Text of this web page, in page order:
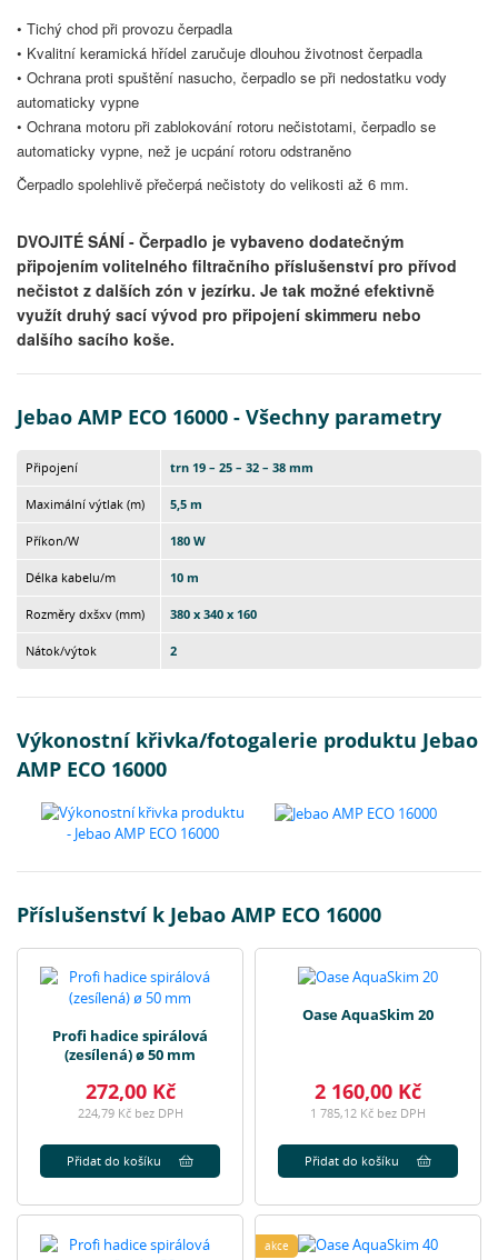
• Tichý chod při provozu čerpadla
• Kvalitní keramická hřídel zaručuje dlouhou životnost čerpadla
• Ochrana proti spuštění nasucho, čerpadlo se při nedostatku vody
automaticky vypne
• Ochrana motoru při zablokování rotoru nečistotami, čerpadlo se
automaticky vypne, než je ucpání rotoru odstraněno
Čerpadlo spolehlivě přečerpá nečistoty do velikosti až 6 mm.
DVOJITÉ SÁNÍ - Čerpadlo je vybaveno dodatečným
připojením volitelného filtračního příslušenství pro přívod
nečistot z dalších zón v jezírku. Je tak možné efektivně
využít druhý sací vývod pro připojení skimmeru nebo
dalšího sacího koše.
Jebao AMP ECO 16000 - Všechny parametry
Připojení trn 19 – 25 – 32 – 38 mm
Maximální výtlak (m) 5,5 m
Příkon/W 180 W
Délka kabelu/m 10 m
Rozměry dxšxv (mm) 380 x 340 x 160
Nátok/výtok 2
Výkonostní křivka/fotogalerie produktu Jebao
AMP ECO 16000
Příslušenství k Jebao AMP ECO 16000
Profi hadice spirálová
(zesílená) ø 50 mm
272,00 Kč
224,79 Kč bez DPH
Přidat do košíku
Oase AquaSkim 20
2 160,00 Kč
1 785,12 Kč bez DPH
Přidat do košíku
akce